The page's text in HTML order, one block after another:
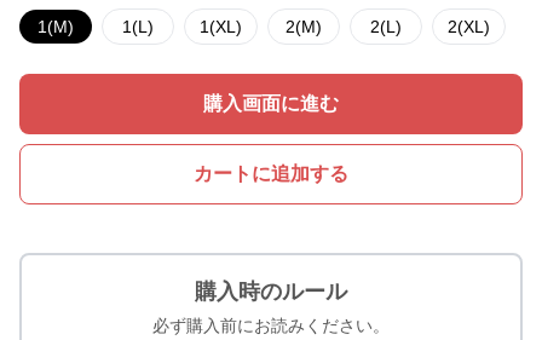
1(M) 1(L) 1(XL) 2(M) 2(L) 2(XL)
購入画面に進む
カートに追加する
購入時のルール
必ず購入前にお読みください。